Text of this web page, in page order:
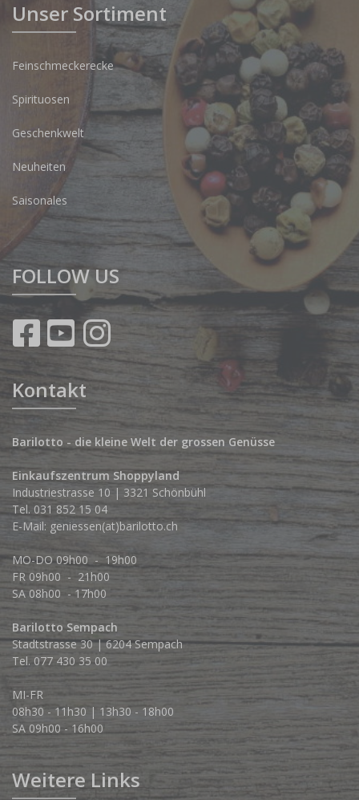
Unser Sortiment
Feinschmeckerecke
Spirituosen
Geschenkwelt
Neuheiten
Saisonales
FOLLOW US
Kontakt
Barilotto - die kleine Welt der grossen Genüsse
Einkaufszentrum Shoppyland
Industriestrasse 10 | 3321 Schönbühl
Tel. 031 852 15 04
E-Mail: geniessen(at)barilotto.ch
MO-DO 09h00 - 19h00
FR 09h00 - 21h00
SA 08h00 - 17h00
Barilotto Sempach
Stadtstrasse 30 | 6204 Sempach
Tel. 077 430 35 00
MI-FR
08h30 - 11h30 | 13h30 - 18h00
SA 09h00 - 16h00
Weitere Links